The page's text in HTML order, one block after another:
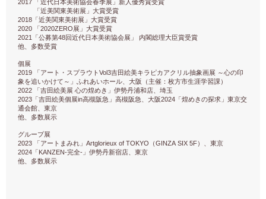
2017
「近代日本美術協会春季展」新人優秀賞受賞
「近美関東美術展」大賞受賞
2018 「近美関東美術展」大賞受賞
2020 「 2020ZERO展」大賞受賞
2021 「公募第48 回近代日本美術協会展」
内閣総理大臣賞受賞
他、多数受賞
個展
2019 「アート・スプラウトVol3吉田絵美キラピカアクリル抽象画展 ～心の印
象を追いかけて～」ふれあいホール、大阪（主催：枚方市生涯学習課）
2022 「吉田絵美展 心の煌めき」伊勢丹浦和店、埼玉
2023 「吉田絵美個展in高槻阪急」高槻阪急、大阪2024 「煌めきの探求」東京交
通会館、東京
他、多数展示
グループ展
2023 「アートまみれ」 Artglorieux of TOKYO （GINZA SIX 5F）、東京
2024 「 KANZEN-完全- 」伊勢丹新宿店、東京
他、多数展示